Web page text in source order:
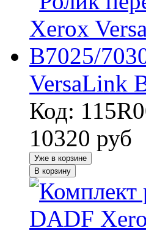
VersaLink
Код:
10320 руб
Уже в корзине
В корзину